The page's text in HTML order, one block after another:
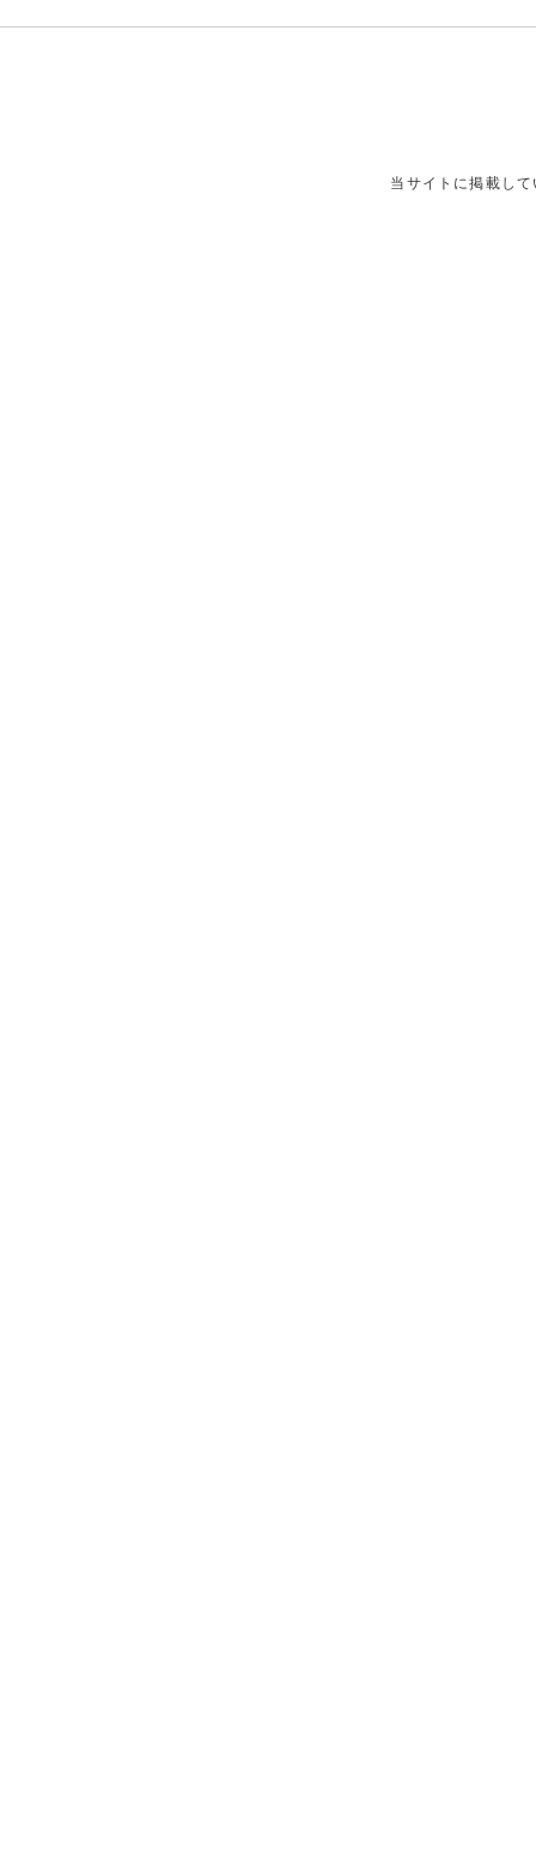
当サイトに掲載し